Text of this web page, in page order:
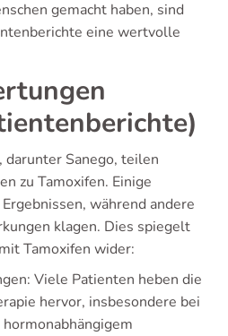
gemacht haben, sind
eine wertvolle
darunter Sanego, teilen
zu Tamoxifen. Einige
während andere
klagen. Dies spiegelt
Tamoxifen wider:
Viele Patienten heben die
hervor, insbesondere bei